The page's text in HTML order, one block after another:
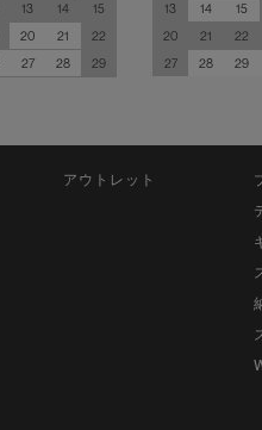
13 14
15
20 21
22
27 28
29
13
14 15
20
21 22
27
28 29
アウトレット